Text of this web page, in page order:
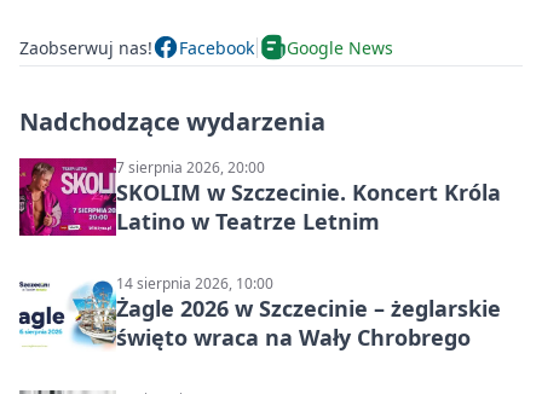
Zaobserwuj nas! Facebook Google News
Nadchodzące wydarzenia
7 sierpnia 2026, 20:00
SKOLIM w Szczecinie. Koncert Króla
Latino w Teatrze Letnim
14 sierpnia 2026, 10:00
Żagle 2026 w Szczecinie – żeglarskie
święto wraca na Wały Chrobrego